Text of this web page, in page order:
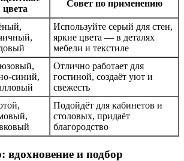
цвета
Совет по применению
Используйте серый для стен,
яркие цвета — в деталях
мебели и текстиле
синий,
Отлично работает для
гостиной, создаёт уют и
свежесть
Подойдёт для кабинетов и
столовых, придаёт
благородство
вдохновение и подбор